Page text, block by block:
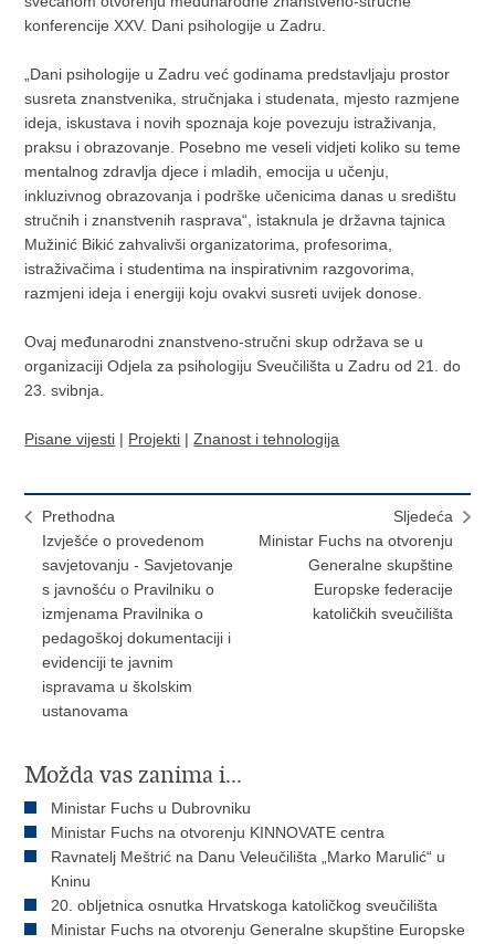
konferencije XXV. Dani psihologije u Zadru.
„Dani psihologije u Zadru već godinama predstavljaju prostor
susreta znanstvenika, stručnjaka i studenata, mjesto razmjene
ideja, iskustava i novih spoznaja koje povezuju istraživanja,
praksu i obrazovanje. Posebno me veseli vidjeti koliko su teme
mentalnog zdravlja djece i mladih, emocija u učenju,
inkluzivnog obrazovanja i podrške učenicima danas u središtu
stručnih i znanstvenih rasprava“, istaknula je državna tajnica
Mužinić Bikić zahvalivši organizatorima, profesorima,
istraživačima i studentima na inspirativnim razgovorima,
razmjeni ideja i energiji koju ovakvi susreti uvijek donose.
Ovaj međunarodni znanstveno-stručni skup održava se u
organizaciji Odjela za psihologiju Sveučilišta u Zadru od 21. do
23. svibnja.
Pisane vijesti | Projekti |Znanost i tehnologija
Prethodna
Izvješće o provedenom
savjetovanju - Savjetovanje
s javnošću o Pravilniku o
izmjenama Pravilnika o
pedagoškoj dokumentaciji i
evidenciji te javnim
ispravama u školskim
ustanovama
Sljedeća
Ministar Fuchs na otvorenju
Generalne skupštine
Europske federacije
katoličkih sveučilišta
Možda vas zanima i...
Ministar Fuchs u Dubrovniku
Ministar Fuchs na otvorenju KINNOVATE centra
Ravnatelj Meštrić na Danu Veleučilišta „Marko Marulić“ u
Kninu
20. obljetnica osnutka Hrvatskoga katoličkog sveučilišta
Ministar Fuchs na otvorenju Generalne skupštine Europske